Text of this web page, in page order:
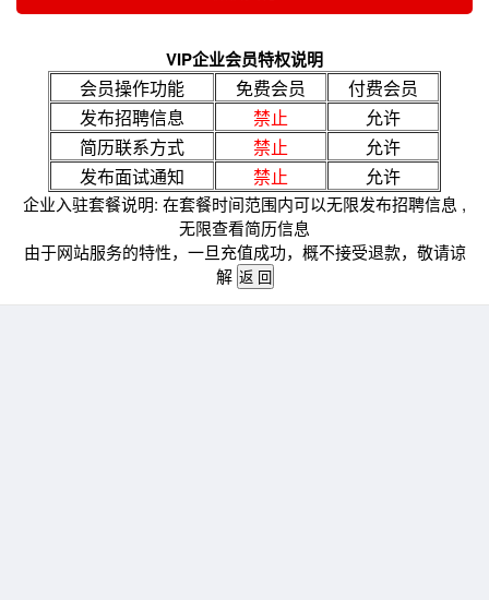
VIP企业会员特权说明
会员操作功能 免费会员
付费会员
发布招聘信息
禁止
允许
简历联系方式
禁止
允许
发布面试通知
禁止 允许
企业入驻套餐说明: 在套餐时间范围内可以无限发布招聘信息 ,
无限查看简历信息
由于网站服务的特性，一旦充值成功，概不接受退款，敬请谅
解